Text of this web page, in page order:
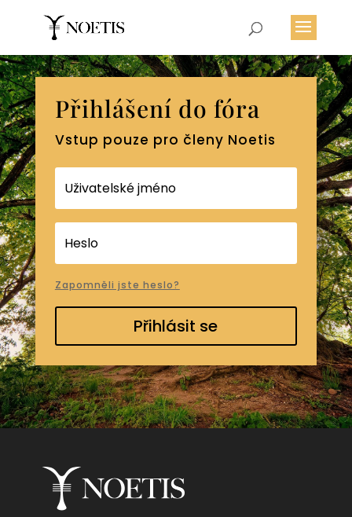
Přihlášení do fóra
Vstup pouze pro členy Noetis
Zapomněli jste heslo?
Přihlásit se